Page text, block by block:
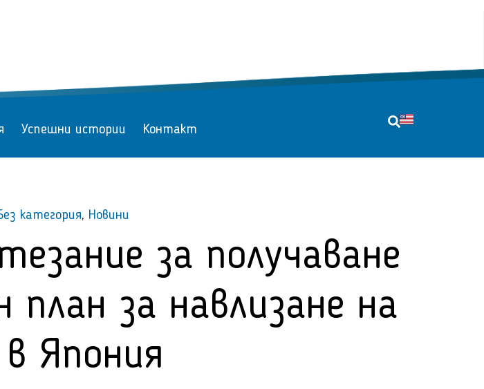
Успешни истории Контакт
категория, Новини
за получаване
план за навлизане на
Япония